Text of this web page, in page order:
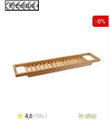
Previous
-8%
4,6 50x în stoc